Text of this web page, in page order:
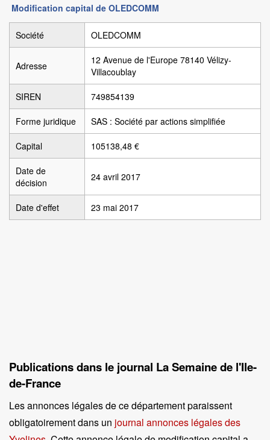
Modification capital de OLEDCOMM
Société OLEDCOMM
Adresse
12 Avenue de l'Europe 78140 Vélizy-
Villacoublay
SIREN 749854139
Forme juridique SAS : Société par actions simplifiée
Capital 105138,48 €
Date de
décision
24 avril 2017
Date d'effet 23 mai 2017
Publications dans le journal La Semaine de l'Ile-
de-France
Les annonces légales de ce département paraissent
obligatoirement dans un journal annonces légales des